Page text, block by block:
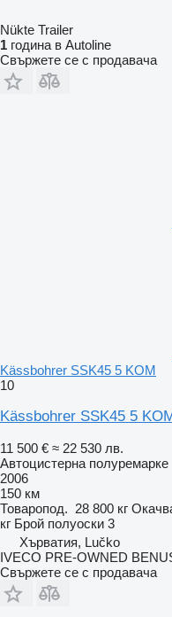
Nükte Trailer
1 година в Autoline
Свържете се с продавача
Kässbohrer SSK45 5 KOM
10
Kässbohrer SSK45 5
11 500 € ≈ 22 530 лв.
Автоцистерна полуремарке
2006
150 км
Товаропод. 28 800 кг
кг Брой полуоски 3
Хърватия, Lučko
IVECO PRE-OWNED
Свържете се с продавача